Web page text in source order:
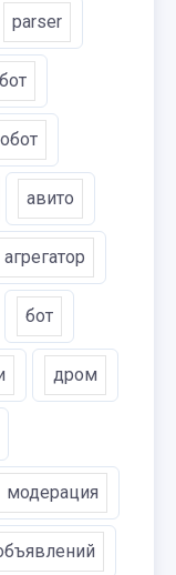
parser
авито
агрегатор
бот
дром
модерация